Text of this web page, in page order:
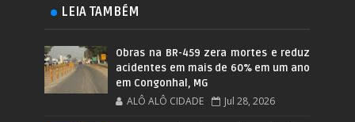
LEIA TAMBÉM
Obras na BR-459 zera mortes e reduz
acidentes em mais de 60% em um ano
em Congonhal, MG
ALÔ ALÔ CIDADE Jul 28, 2026